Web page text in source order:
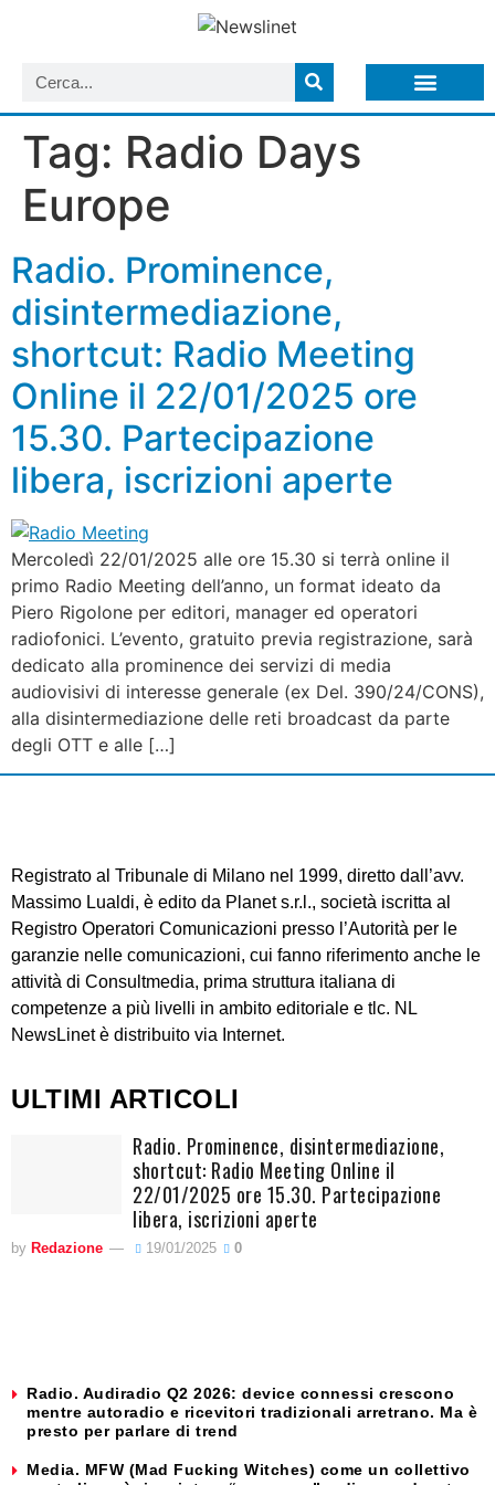
Tag: Radio Days
Europe
Radio. Prominence,
disintermediazione,
shortcut: Radio Meeting
Online il 22/01/2025 ore
15.30. Partecipazione
libera, iscrizioni aperte
Mercoledì 22/01/2025 alle ore 15.30 si terrà online il
primo Radio Meeting dell’anno, un format ideato da
Piero Rigolone per editori, manager ed operatori
radiofonici. L’evento, gratuito previa registrazione, sarà
dedicato alla prominence dei servizi di media
audiovisivi di interesse generale (ex Del. 390/24/CONS),
alla disintermediazione delle reti broadcast da parte
degli OTT e alle […]
Registrato al Tribunale di Milano nel 1999, diretto dall’avv.
Massimo Lualdi, è edito da Planet s.r.l., società iscritta al
Registro Operatori Comunicazioni presso l’Autorità per le
garanzie nelle comunicazioni, cui fanno riferimento anche le
attività di Consultmedia, prima struttura italiana di
competenze a più livelli in ambito editoriale e tlc. NL
NewsLinet è distribuito via Internet.
ULTIMI ARTICOLI
Radio. Prominence, disintermediazione,
shortcut: Radio Meeting Online il
22/01/2025 ore 15.30. Partecipazione
libera, iscrizioni aperte
by Redazione 19/01/2025 0
Radio. Audiradio Q2 2026: device connessi crescono
mentre autoradio e ricevitori tradizionali arretrano. Ma è
presto per parlare di trend
Media. MFW (Mad Fucking Witches) come un collettivo